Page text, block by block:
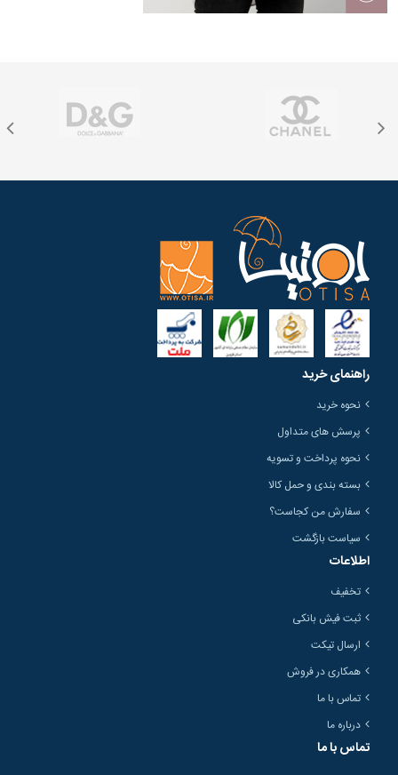
راهنمای خرید
نحوه خرید
پرسش های متداول
نحوه پرداخت و تسویه
بسته بندی و حمل کالا
سفارش من کجاست؟
سیاست بازگشت
اطلاعات
تخفیف
ثبت فیش بانکی
ارسال تیکت
همکاری در فروش
تماس با ما
درباره ما
تماس با ما